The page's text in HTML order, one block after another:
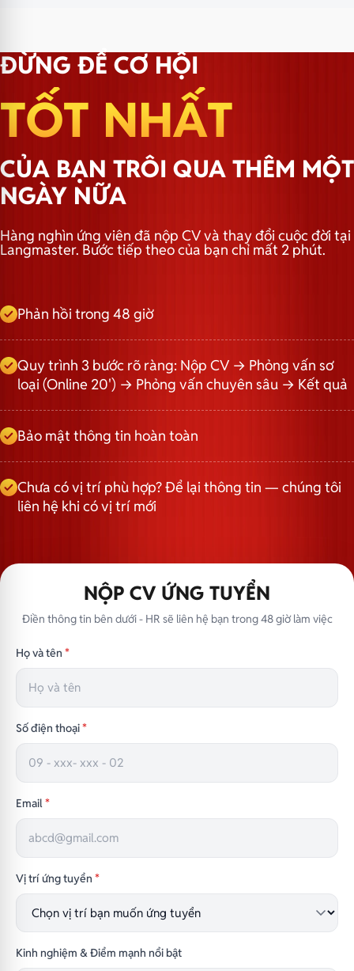
ĐỪNG ĐỂ CƠ HỘI
TỐT NHẤT
CỦA BẠN TRÔI QUA THÊM MỘT
NGÀY NỮA
Hàng nghìn ứng viên đã nộp CV và thay đổi cuộc đời tại
Langmaster. Bước tiếp theo của bạn chỉ mất 2 phút.
Phản hồi trong 48 giờ
Quy trình 3 bước rõ ràng: Nộp CV → Phỏng vấn sơ
loại (Online 20') → Phỏng vấn chuyên sâu → Kết quả
Bảo mật thông tin hoàn toàn
Chưa có vị trí phù hợp? Để lại thông tin — chúng tôi
liên hệ khi có vị trí mới
NỘP CV ỨNG TUYỂN
Điền thông tin bên dưới - HR sẽ liên hệ bạn trong 48 giờ làm việc
Họ và tên *
Số điện thoại*
Email*
Vị trí ứng tuyển *
Kinh nghiệm & Điểm mạnh nổi bật